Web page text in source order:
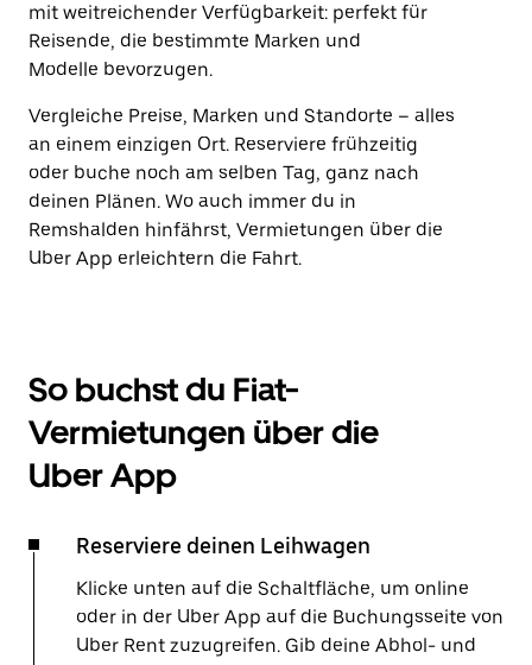
mit weitreichender Verfügbarkeit: perfekt für
Reisende, die bestimmte Marken und
Modelle bevorzugen.
Vergleiche Preise, Marken und Standorte – alles
an einem einzigen Ort. Reserviere frühzeitig
oder buche noch am selben Tag, ganz nach
deinen Plänen. Wo auch immer du in
Remshalden hinfährst, Vermietungen über die
Uber App erleichtern die Fahrt.
So buchst du Fiat-
Vermietungen über die
Uber App
Reserviere deinen Leihwagen
Klicke unten auf die Schaltfläche, um online
oder in der Uber App auf die Buchungsseite von
Uber Rent zuzugreifen. Gib deine Abhol- und